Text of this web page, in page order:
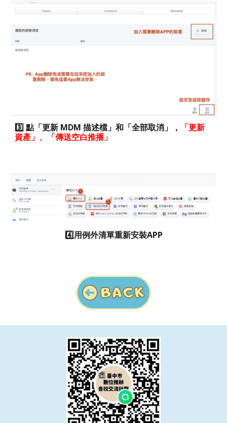
3️⃣ 點「更新 MDM 描述檔」和「全部取消」，
「更新
資產」、「傳送空白推播」
4️⃣用例外清單重新安裝APP